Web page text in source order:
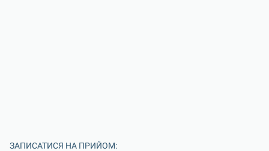
ЗАПИСАТИСЯ НА ПРИЙОМ: